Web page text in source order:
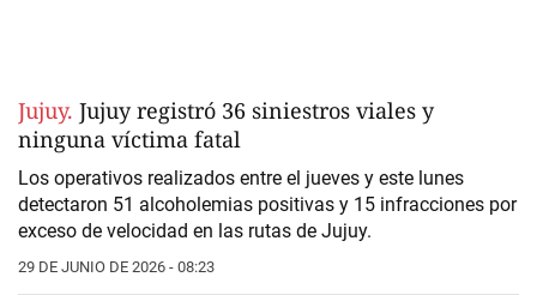
Jujuy. Jujuy registró 36 siniestros viales y
ninguna víctima fatal
Los operativos realizados entre el jueves y este lunes
detectaron 51 alcoholemias positivas y 15 infracciones por
exceso de velocidad en las rutas de Jujuy.
29 DE JUNIO DE 2026 - 08:23